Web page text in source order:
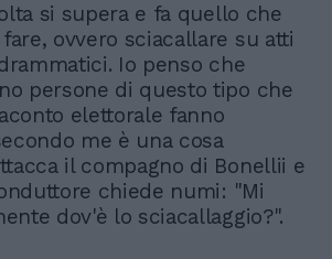
si supera e fa quello che
ovvero sciacallare su atti
Io penso che
persone di questo tipo che
elettorale fanno
me è una cosa
il compagno di Bonellii e
chiede numi: "Mi
dov'è lo sciacallaggio?".